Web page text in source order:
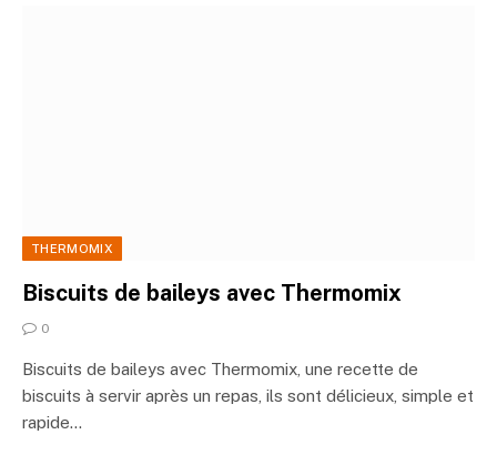
THERMOMIX
Biscuits de baileys avec Thermomix
0
Biscuits de baileys avec Thermomix, une recette de
biscuits à servir après un repas, ils sont délicieux, simple et
rapide…